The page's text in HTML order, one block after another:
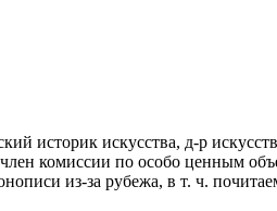
историк искусства, д-р
комиссии по особо ценным
из-за рубежа, в т. ч.